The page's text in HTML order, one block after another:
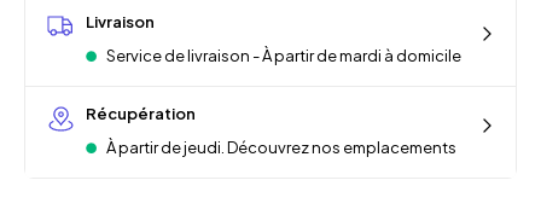
Livraison
Service de livraison - À partir de mardi à domicile
Récupération
À partir de jeudi. Découvrez nos emplacements